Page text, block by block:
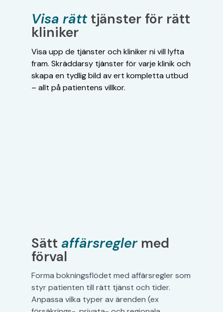
Visa rätttjänster för rätt
kliniker
Visa upp de tjänster och kliniker ni vill lyfta
fram. Skräddarsy tjänster för varje klinik och
skapa en tydlig bild av ert kompletta utbud
– allt på patientens villkor.
Sätt affärsreglermed
förval
Forma bokningsflödet med affärsregler som
styr patienten till rätt tjänst och tider.
Anpassa vilka typer av ärenden (ex